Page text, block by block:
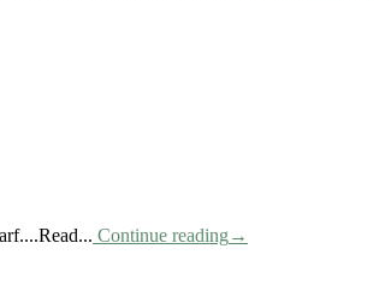
Continue reading →